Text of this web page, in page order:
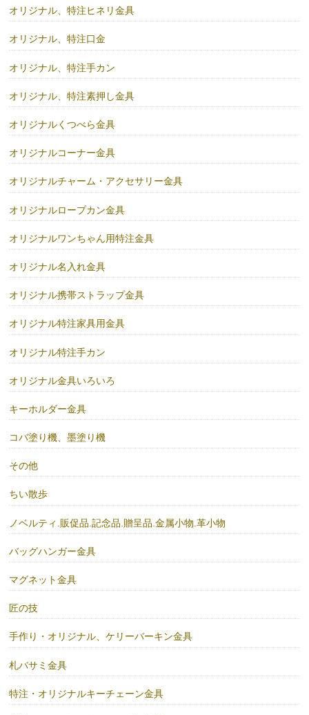
オリジナル、特注ヒネリ金具
オリジナル、特注口金
オリジナル、特注手カン
オリジナル、特注素押し金具
オリジナルくつべら金具
オリジナルコーナー金具
オリジナルチャーム・アクセサリー金具
オリジナルロープカン金具
オリジナルワンちゃん用特注金具
オリジナル名入れ金具
オリジナル携帯ストラップ金具
オリジナル特注家具用金具
オリジナル特注手カン
オリジナル金具いろいろ
キーホルダー金具
コバ塗り機、墨塗り機
その他
ちい散歩
ノベルティ.販促品.記念品.贈呈品.金属小物.革小物
バッグハンガー金具
マグネット金具
匠の技
手作り・オリジナル、ケリーバーキン金具
札バサミ金具
特注・オリジナルキーチェーン金具